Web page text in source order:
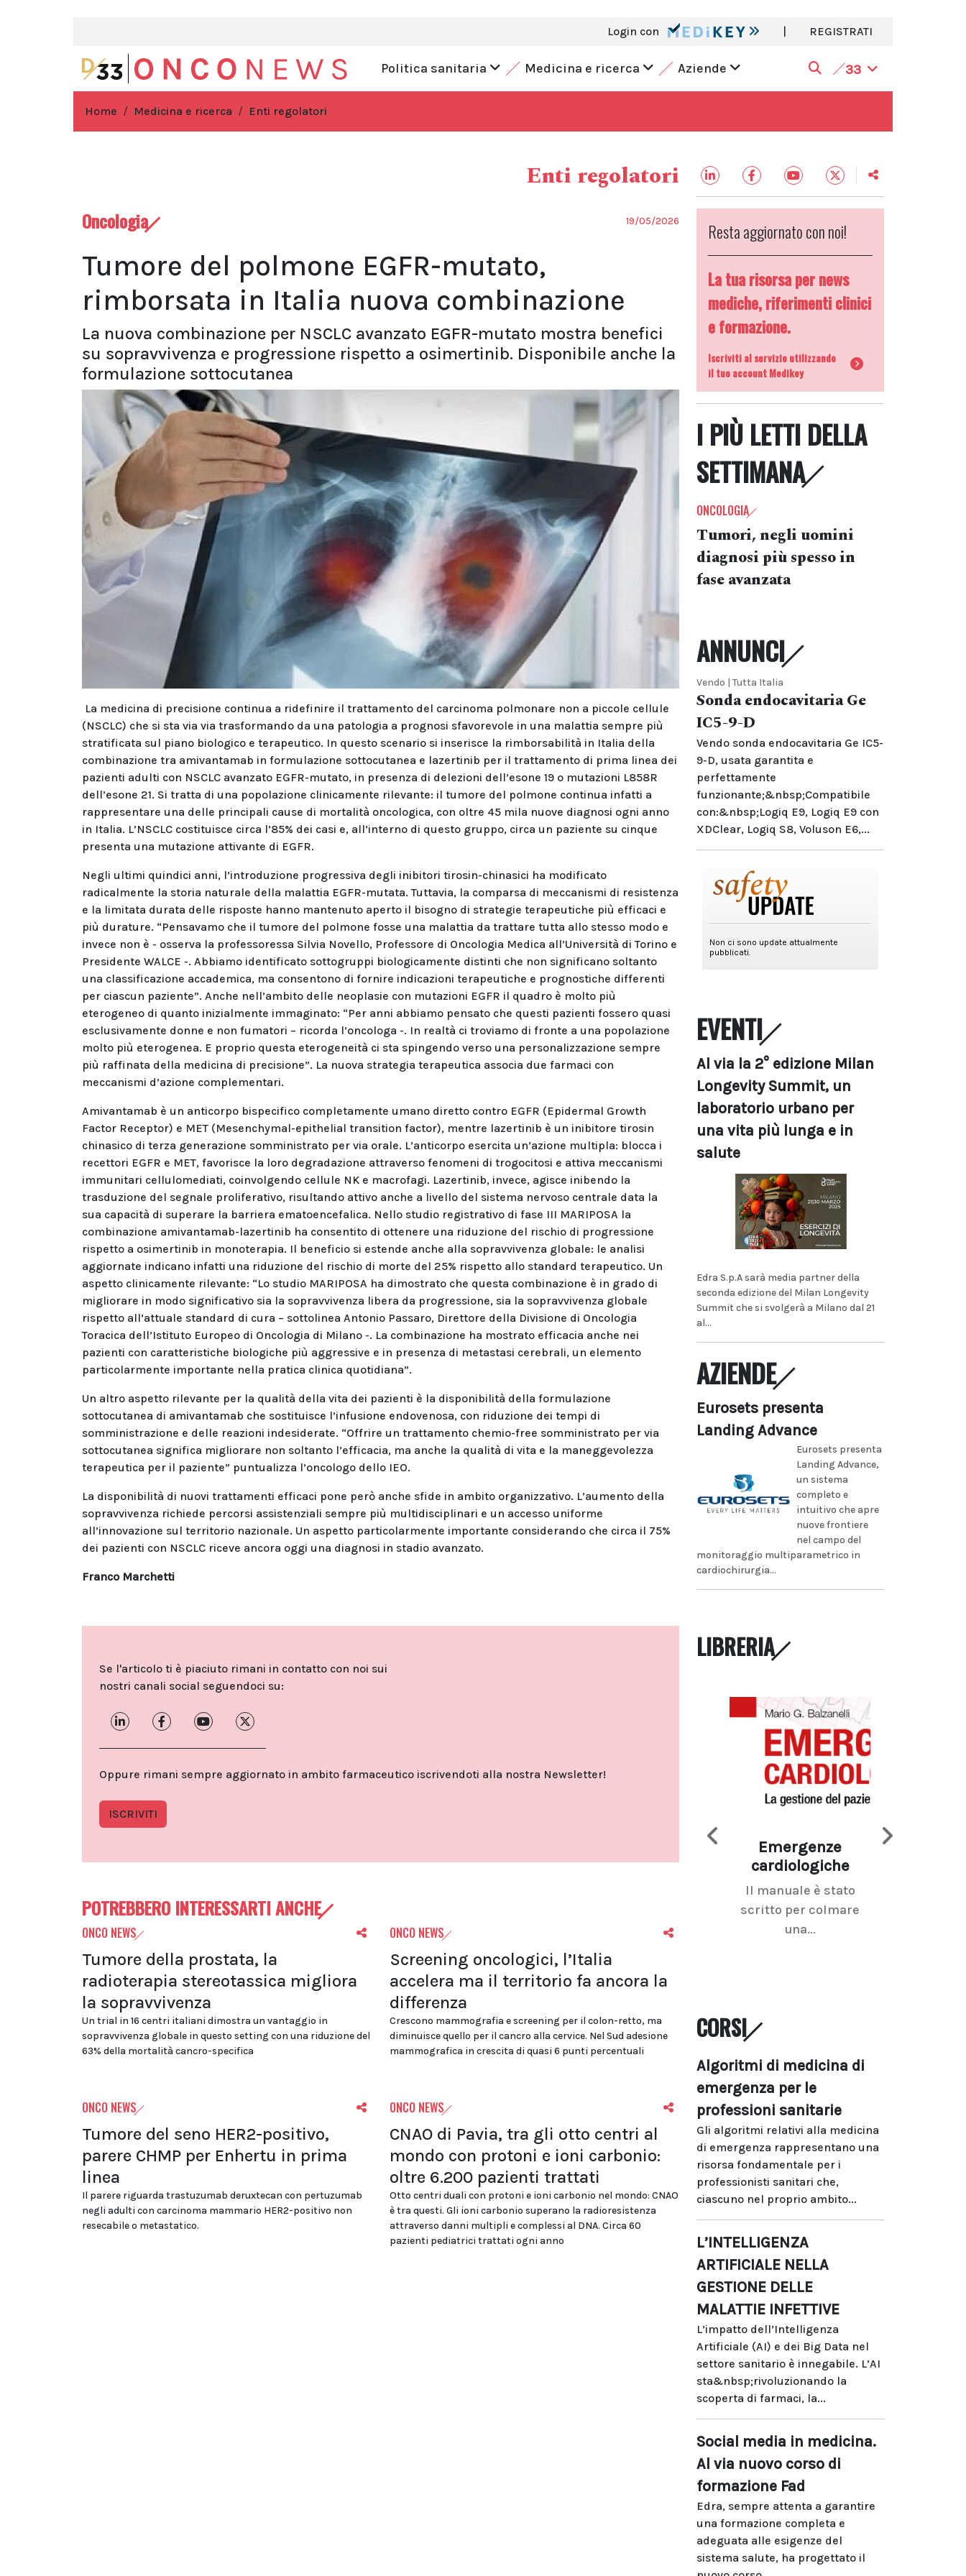
Login con | REGISTRATI
Politica sanitaria Medicina e ricerca Aziende 33
Home Medicina e ricerca Enti regolatori
Enti regolatori
Oncologia 19/05/2026
Tumore del polmone EGFR-mutato,
rimborsata in Italia nuova combinazione
La nuova combinazione per NSCLC avanzato EGFR-mutato mostra benefici
su sopravvivenza e progressione rispetto a osimertinib. Disponibile anche la
formulazione sottocutanea
La medicina di precisione continua a ridefinire il trattamento del carcinoma polmonare non a piccole cellule
(NSCLC) che si sta via via trasformando da una patologia a prognosi sfavorevole in una malattia sempre più
stratificata sul piano biologico e terapeutico. In questo scenario si inserisce la rimborsabilità in Italia della
combinazione tra amivantamab in formulazione sottocutanea e lazertinib per il trattamento di prima linea dei
pazienti adulti con NSCLC avanzato EGFR-mutato, in presenza di delezioni dell’esone 19 o mutazioni L858R
dell’esone 21. Si tratta di una popolazione clinicamente rilevante: il tumore del polmone continua infatti a
rappresentare una delle principali cause di mortalità oncologica, con oltre 45 mila nuove diagnosi ogni anno
in Italia. L’NSCLC costituisce circa l’85% dei casi e, all’interno di questo gruppo, circa un paziente su cinque
presenta una mutazione attivante di EGFR.
Negli ultimi quindici anni, l’introduzione progressiva degli inibitori tirosin-chinasici ha modificato
radicalmente la storia naturale della malattia EGFR-mutata. Tuttavia, la comparsa di meccanismi di resistenza
e la limitata durata delle risposte hanno mantenuto aperto il bisogno di strategie terapeutiche più efficaci e
più durature. “Pensavamo che il tumore del polmone fosse una malattia da trattare tutta allo stesso modo e
invece non è - osserva la professoressa Silvia Novello, Professore di Oncologia Medica all’Università di Torino e
Presidente WALCE -. Abbiamo identificato sottogruppi biologicamente distinti che non significano soltanto
una classificazione accademica, ma consentono di fornire indicazioni terapeutiche e prognostiche differenti
per ciascun paziente”. Anche nell’ambito delle neoplasie con mutazioni EGFR il quadro è molto più
eterogeneo di quanto inizialmente immaginato: “Per anni abbiamo pensato che questi pazienti fossero quasi
esclusivamente donne e non fumatori – ricorda l’oncologa -. In realtà ci troviamo di fronte a una popolazione
molto più eterogenea. E proprio questa eterogeneità ci sta spingendo verso una personalizzazione sempre
più raffinata della medicina di precisione”. La nuova strategia terapeutica associa due farmaci con
meccanismi d’azione complementari.
Amivantamab è un anticorpo bispecifico completamente umano diretto contro EGFR (Epidermal Growth
Factor Receptor) e MET (Mesenchymal-epithelial transition factor), mentre lazertinib è un inibitore tirosin
chinasico di terza generazione somministrato per via orale. L’anticorpo esercita un’azione multipla: blocca i
recettori EGFR e MET, favorisce la loro degradazione attraverso fenomeni di trogocitosi e attiva meccanismi
immunitari cellulomediati, coinvolgendo cellule NK e macrofagi. Lazertinib, invece, agisce inibendo la
trasduzione del segnale proliferativo, risultando attivo anche a livello del sistema nervoso centrale data la
sua capacità di superare la barriera ematoencefalica. Nello studio registrativo di fase III MARIPOSA la
combinazione amivantamab-lazertinib ha consentito di ottenere una riduzione del rischio di progressione
rispetto a osimertinib in monoterapia. Il beneficio si estende anche alla sopravvivenza globale: le analisi
aggiornate indicano infatti una riduzione del rischio di morte del 25% rispetto allo standard terapeutico. Un
aspetto clinicamente rilevante: “Lo studio MARIPOSA ha dimostrato che questa combinazione è in grado di
migliorare in modo significativo sia la sopravvivenza libera da progressione, sia la sopravvivenza globale
rispetto all’attuale standard di cura – sottolinea Antonio Passaro, Direttore della Divisione di Oncologia
Toracica dell’Istituto Europeo di Oncologia di Milano -. La combinazione ha mostrato efficacia anche nei
pazienti con caratteristiche biologiche più aggressive e in presenza di metastasi cerebrali, un elemento
particolarmente importante nella pratica clinica quotidiana”.
Un altro aspetto rilevante per la qualità della vita dei pazienti è la disponibilità della formulazione
sottocutanea di amivantamab che sostituisce l’infusione endovenosa, con riduzione dei tempi di
somministrazione e delle reazioni indesiderate. “Offrire un trattamento chemio-free somministrato per via
sottocutanea significa migliorare non soltanto l’efficacia, ma anche la qualità di vita e la maneggevolezza
terapeutica per il paziente” puntualizza l’oncologo dello IEO.
La disponibilità di nuovi trattamenti efficaci pone però anche sfide in ambito organizzativo. L’aumento della
sopravvivenza richiede percorsi assistenziali sempre più multidisciplinari e un accesso uniforme
all’innovazione sul territorio nazionale. Un aspetto particolarmente importante considerando che circa il 75%
dei pazienti con NSCLC riceve ancora oggi una diagnosi in stadio avanzato.
Franco Marchetti
Se l'articolo ti è piaciuto rimani in contatto con noi sui
nostri canali social seguendoci su:
Oppure rimani sempre aggiornato in ambito farmaceutico iscrivendoti alla nostra Newsletter!
ISCRIVITI
POTREBBERO INTERESSARTI ANCHE
ONCO NEWS
Tumore della prostata, la
radioterapia stereotassica migliora
la sopravvivenza
Un trial in 16 centri italiani dimostra un vantaggio in
sopravvivenza globale in questo setting con una riduzione del
63% della mortalità cancro-specifica
ONCO NEWS
Screening oncologici, l’Italia
accelera ma il territorio fa ancora la
differenza
Crescono mammografia e screening per il colon-retto, ma
diminuisce quello per il cancro alla cervice. Nel Sud adesione
mammografica in crescita di quasi 6 punti percentuali
ONCO NEWS
Tumore del seno HER2-positivo,
parere CHMP per Enhertu in prima
linea
Il parere riguarda trastuzumab deruxtecan con pertuzumab
negli adulti con carcinoma mammario HER2-positivo non
resecabile o metastatico.
ONCO NEWS
CNAO di Pavia, tra gli otto centri al
mondo con protoni e ioni carbonio:
oltre 6.200 pazienti trattati
Otto centri duali con protoni e ioni carbonio nel mondo: CNAO
è tra questi. Gli ioni carbonio superano la radioresistenza
attraverso danni multipli e complessi al DNA. Circa 60
pazienti pediatrici trattati ogni anno
Resta aggiornato con noi!
La tua risorsa per news
mediche, riferimenti clinici
e formazione.
Iscriviti al servizio utilizzando
il tuo account Medikey
I PIÙ LETTI DELLA
SETTIMANA
ONCOLOGIA
Tumori, negli uomini
diagnosi più spesso in
fase avanzata
ANNUNCI
Vendo | Tutta Italia
Sonda endocavitaria Ge
IC5-9-D
Vendo sonda endocavitaria Ge IC5-
9-D, usata garantita e
perfettamente
funzionante;&nbsp;Compatibile
con:&nbsp;Logiq E9, Logiq E9 con
XDClear, Logiq S8, Voluson E6,...
EVENTI
Al via la 2° edizione Milan
Longevity Summit, un
laboratorio urbano per
una vita più lunga e in
salute
Edra S.p.A sarà media partner della
seconda edizione del Milan Longevity
Summit che si svolgerà a Milano dal 21
al...
AZIENDE
Eurosets presenta
Landing Advance
Eurosets presenta
Landing Advance,
un sistema
completo e
intuitivo che apre
nuove frontiere
nel campo del
monitoraggio multiparametrico in
cardiochirurgia...
LIBRERIA
Emergenze
cardiologiche
Il manuale è stato
scritto per colmare
una...
CORSI
Algoritmi di medicina di
emergenza per le
professioni sanitarie
Gli algoritmi relativi alla medicina
di emergenza rappresentano una
risorsa fondamentale per i
professionisti sanitari che,
ciascuno nel proprio ambito...
L’INTELLIGENZA
ARTIFICIALE NELLA
GESTIONE DELLE
MALATTIE INFETTIVE
L’impatto dell’Intelligenza
Artificiale (AI) e dei Big Data nel
settore sanitario è innegabile. L’AI
sta&nbsp;rivoluzionando la
scoperta di farmaci, la...
Social media in medicina.
Al via nuovo corso di
formazione Fad
Edra, sempre attenta a garantire
una formazione completa e
adeguata alle esigenze del
sistema salute, ha progettato il